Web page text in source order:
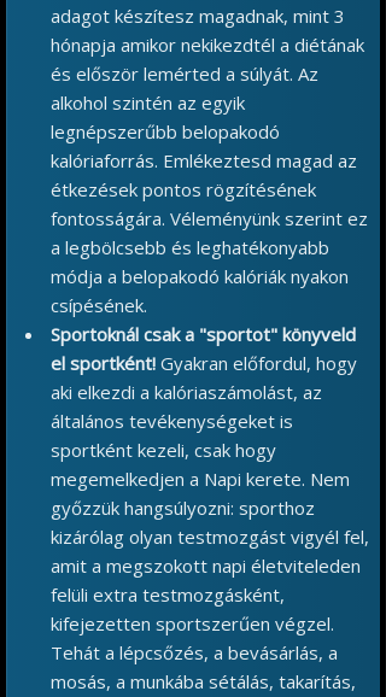
adagot készítesz magadnak, mint 3
hónapja amikor nekikezdtél a diétának
és először lemérted a súlyát. Az
alkohol szintén az egyik
legnépszerűbb belopakodó
kalóriaforrás. Emlékeztesd magad az
étkezések pontos rögzítésének
fontosságára. Véleményünk szerint ez
a legbölcsebb és leghatékonyabb
módja a belopakodó kalóriák nyakon
csípésének.
Sportoknál csak a "sportot" könyveld
el sportként! Gyakran előfordul, hogy
aki elkezdi a kalóriaszámolást, az
általános tevékenységeket is
sportként kezeli, csak hogy
megemelkedjen a Napi kerete. Nem
győzzük hangsúlyozni: sporthoz
kizárólag olyan testmozgást vigyél fel,
amit a megszokott napi életviteleden
felüli extra testmozgásként,
kifejezetten sportszerűen végzel.
Tehát a lépcsőzés, a bevásárlás, a
mosás, a munkába sétálás, takarítás,